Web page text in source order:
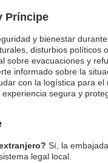
Príncipe
y bienestar
disturbios políticos
evacuaciones y
informado sobre la
con la logística para
segura y
Sí, la
legal local.